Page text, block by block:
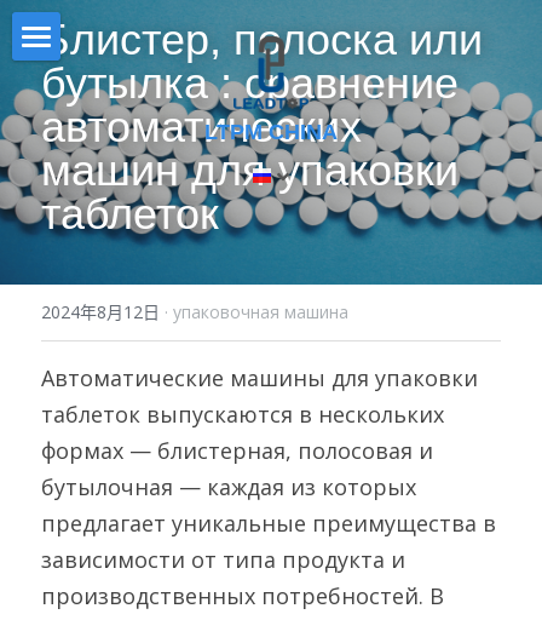
LTPM CHINA
Дом
PRODUCT
ФОРМА РЕШЕНИЯ
Раствор в форме капсул
Решение в форме таблетки
СМЕСИТЕЛЬ
Однопуансонный таблеточный прес
АВТОМАТИЧЕСКАЯ МАШИНА ДЛЯ
ПОЛУАВТОМАТИЧЕСКИЙ
ГРАНУЛЯТОР
СЕРТИФИКАТ
НОВОСТИ
О НАС
ВЫСТАВКА
VIDEO
搜索
Русский
Блистер, полоска или
бутылка : сравнение
автоматических
машин для упаковки
таблеток
2024年8月12日 · упаковочная машина
Автоматические машины для упаковки
таблеток выпускаются в нескольких
формах — блистерная, полосовая и
бутылочная — каждая из которых
предлагает уникальные преимущества в
зависимости от типа продукта и
производственных потребностей. В